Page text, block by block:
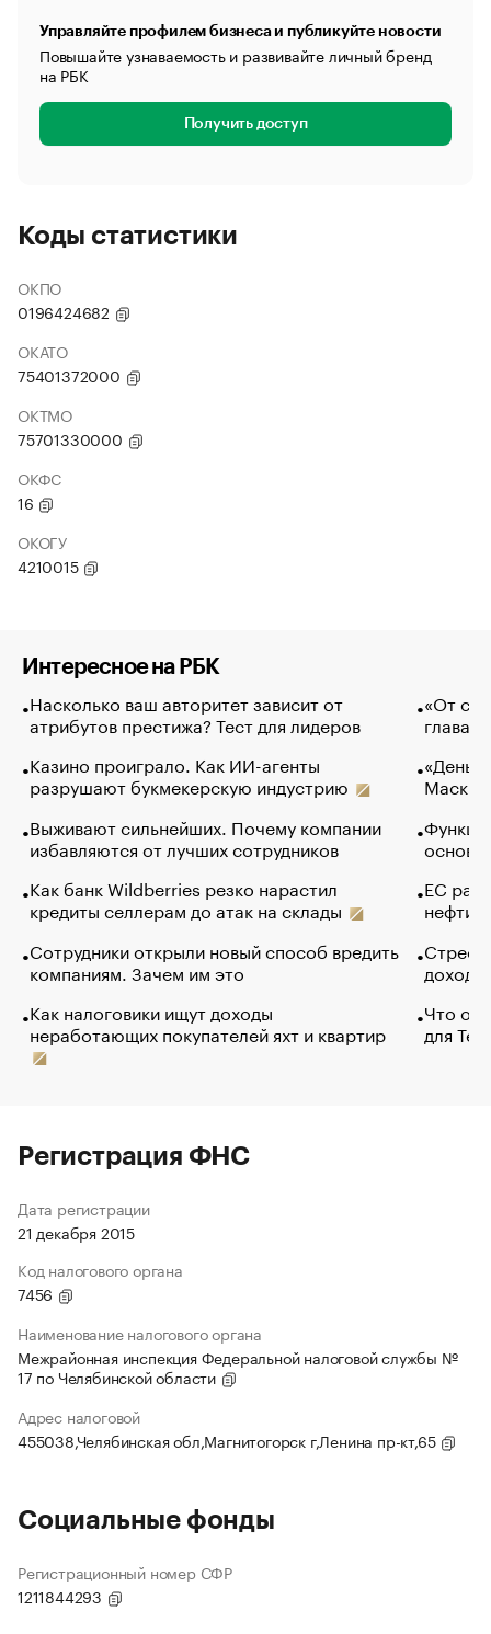
Управляйте профилем бизнеса и публикуйте новости
Повышайте узнаваемость и развивайте личный бренд
на РБК
Получить доступ
Коды статистики
ОКПО
0196424682
ОКАТО
75401372000
ОКТМО
75701330000
ОКФС
16
ОКОГУ
4210015
Интересное на РБК
Насколько ваш авторитет зависит от
атрибутов престижа? Тест для лидеров
Казино проиграло. Как ИИ-агенты
разрушают букмекерскую индустрию
Выживают сильнейших. Почему компании
избавляются от лучших сотрудников
Как банк Wildberries резко нарастил
кредиты селлерам до атак на склады
Сотрудники открыли новый способ вредить
компаниям. Зачем им это
Как налоговики ищут доходы
неработающих покупателей яхт и квартир
«От
глава
Маск в
основ
ЕС
нефти
Что
для
Регистрация ФНС
Дата регистрации
21 декабря 2015
Код налогового органа
7456
Наименование налогового органа
Межрайонная инспекция Федеральной налоговой службы №
17 по Челябинской области
Адрес налоговой
455038,Челябинская обл,Магнитогорск г,Ленина пр-кт,65
Социальные фонды
Регистрационный номер СФР
1211844293